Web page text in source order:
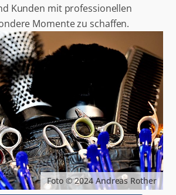
Kunden mit professionellen
Momente zu schaffen.
Foto © 2024 Andreas Rother